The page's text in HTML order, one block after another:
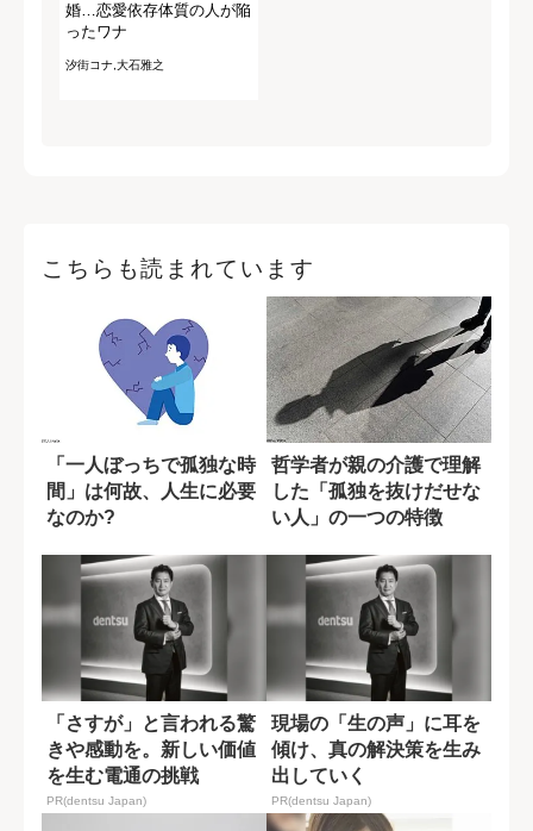
婚…恋愛依存体質の人が陥
ったワナ
汐街コナ,大石雅之
こちらも読まれています
「一人ぼっちで孤独な時
間」は何故、人生に必要
なのか?
哲学者が親の介護で理解
した「孤独を抜けだせな
い人」の一つの特徴
「さすが」と言われる驚
きや感動を。新しい価値
を生む電通の挑戦
PR(dentsu Japan)
現場の「生の声」に耳を
傾け、真の解決策を生み
出していく
PR(dentsu Japan)